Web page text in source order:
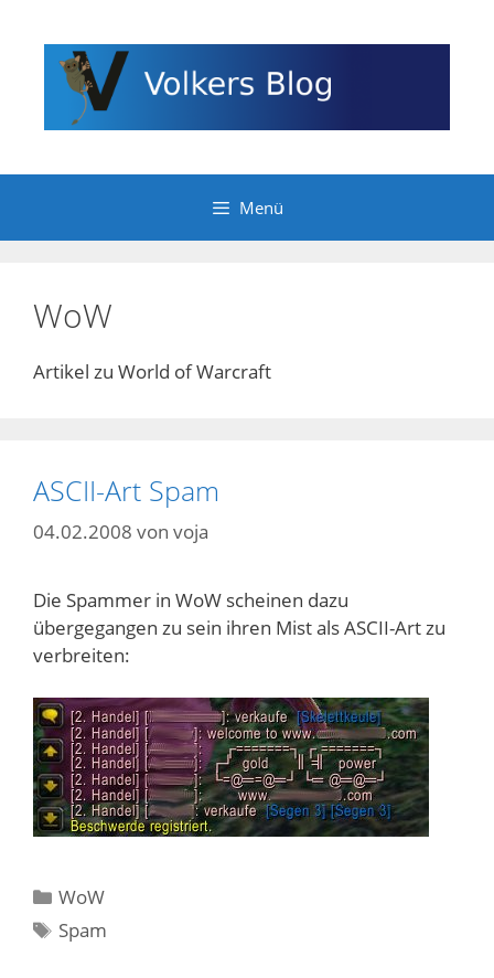
Inhalt
springen
Menü
WoW
Artikel zu World of Warcraft
ASCII-Art Spam
04.02.2008 von voja
Die Spammer in WoW scheinen dazu
übergegangen zu sein ihren Mist als ASCII-Art zu
verbreiten:
Kategorien
WoW
Schlagwörter
Spam